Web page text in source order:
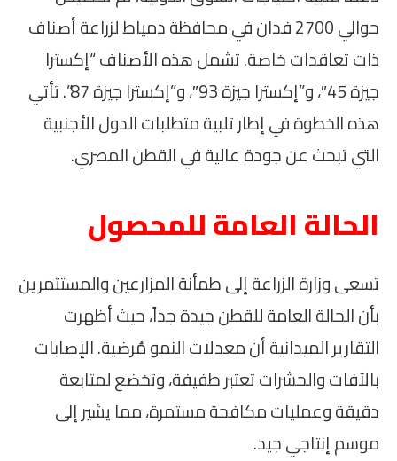
حوالي 2700 فدان في محافظة دمياط لزراعة أصناف
ذات تعاقدات خاصة. تشمل هذه الأصناف “إكسترا
جيزة 45″، و”إكسترا جيزة 93″، و”إكسترا جيزة 87”. تأتي
هذه الخطوة في إطار تلبية متطلبات الدول الأجنبية
التي تبحث عن جودة عالية في القطن المصري.
الحالة العامة للمحصول
تسعى وزارة الزراعة إلى طمأنة المزارعين والمستثمرين
بأن الحالة العامة للقطن جيدة جداً، حيث أظهرت
التقارير الميدانية أن معدلات النمو مُرضية. الإصابات
بالآفات والحشرات تعتبر طفيفة، وتخضع لمتابعة
دقيقة وعمليات مكافحة مستمرة، مما يشير إلى
موسم إنتاجي جيد.